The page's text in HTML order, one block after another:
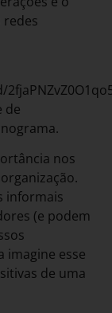
redes
de
nos
informais
(e podem
imagine esse
de uma